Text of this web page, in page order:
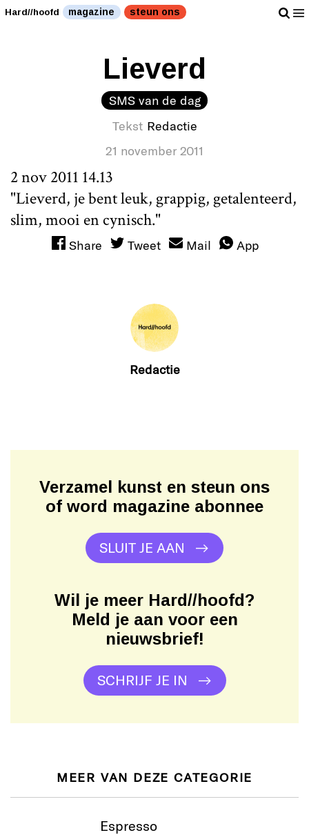
Hard//hoofd magazine steun ons
Lieverd
SMS van de dag
Tekst Redactie
21 november 2011
2 nov 2011 14.13
"Lieverd, je bent leuk, grappig, getalenteerd,
slim, mooi en cynisch."
Share Tweet Mail App
Redactie
Verzamel kunst en steun ons
of word magazine abonnee
SLUIT JE AAN
Wil je meer Hard//hoofd?
Meld je aan voor een
nieuwsbrief!
SCHRIJF JE IN
MEER VAN DEZE CATEGORIE
Espresso